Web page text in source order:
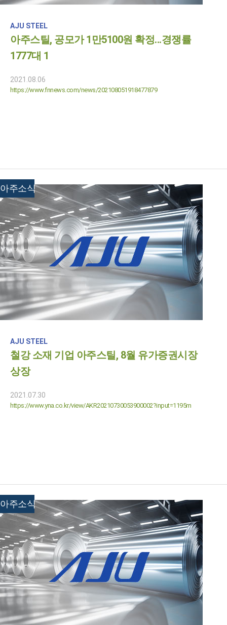
AJU STEEL
아주스틸, 공모가 1만5100원 확정...경쟁률
1777대 1
2021.08.06
https://www.fnnews.com/news/202108051918477879
AJU STEEL
철강 소재 기업 아주스틸, 8월 유가증권시장
상장
2021.07.30
https://www.yna.co.kr/view/AKR20210730053900002?input=1195m
아주소식
아주소식